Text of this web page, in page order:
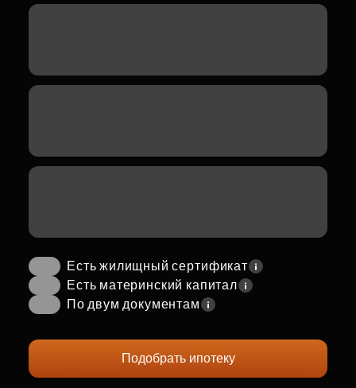
Есть жилищный сертификат
Есть материнский капитал
По двум документам
Подобрать ипотеку